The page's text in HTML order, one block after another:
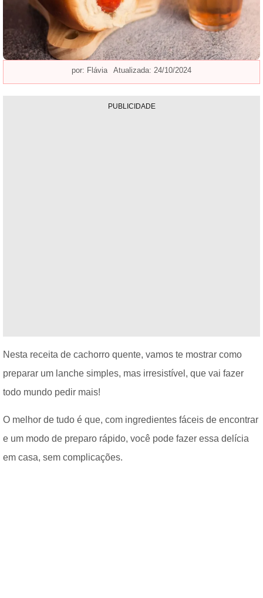
por: Flávia Atualizada: 24/10/2024
PUBLICIDADE
Nesta receita de cachorro quente, vamos te mostrar como
preparar um lanche simples, mas irresistível, que vai fazer
todo mundo pedir mais!
O melhor de tudo é que, com ingredientes fáceis de encontrar
e um modo de preparo rápido, você pode fazer essa delícia
em casa, sem complicações.